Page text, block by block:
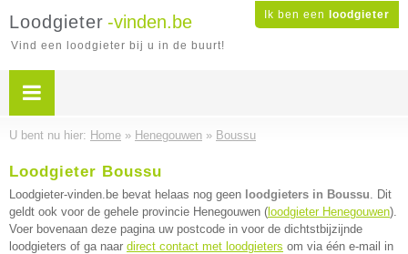
Ik ben een loodgieter
Loodgieter -vinden.be
Vind een loodgieter bij u in de buurt!
U bent nu hier: Home » Henegouwen » Boussu
Loodgieter Boussu
Loodgieter-vinden.be bevat helaas nog geen loodgieters in Boussu. Dit
geldt ook voor de gehele provincie Henegouwen ( loodgieter Henegouwen).
Voer bovenaan deze pagina uw postcode in voor de dichtstbijzijnde
loodgieters of ga naar direct contact met loodgieters om via één e-mail in